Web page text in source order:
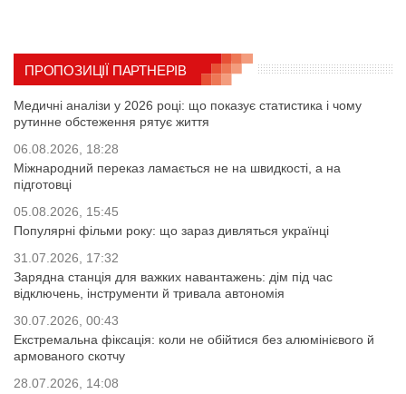
ПРОПОЗИЦІЇ ПАРТНЕРІВ
Медичні аналізи у 2026 році: що показує статистика і чому
рутинне обстеження рятує життя
06.08.2026, 18:28
Міжнародний переказ ламається не на швидкості, а на
підготовці
05.08.2026, 15:45
Популярні фільми року: що зараз дивляться українці
31.07.2026, 17:32
Зарядна станція для важких навантажень: дім під час
відключень, інструменти й тривала автономія
30.07.2026, 00:43
Екстремальна фіксація: коли не обійтися без алюмінієвого й
армованого скотчу
28.07.2026, 14:08